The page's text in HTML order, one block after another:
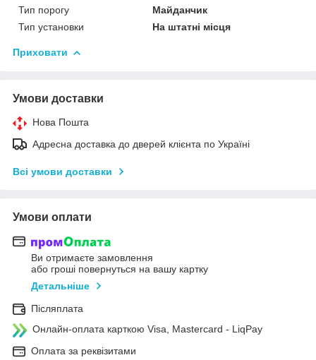
Тип порогу
Майданчик
Тип установки
На штатні місця
Приховати
Умови доставки
Нова Пошта
Адресна доставка до дверей клієнта по Україні
Всі умови доставки
Умови оплати
Ви отримаєте замовлення
або гроші повернуться на вашу картку
Детальніше
Післяплата
Онлайн-оплата карткою Visa, Mastercard - LiqPay
Оплата за реквізитами